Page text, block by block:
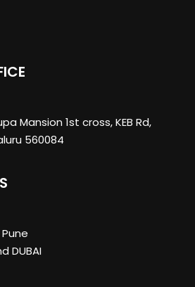
Mansion 1st cross, KEB Rd,
560084
DUBAI